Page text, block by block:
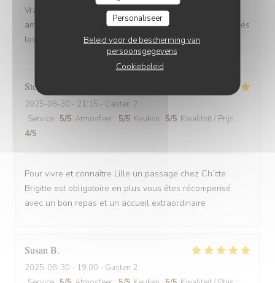
Personaliseer
Beleid voor de bescherming van
persoonsgegevens
Cookiebeleid
Vrai Estaminet du Nord, nourriture excellente, uste a
ameillorer le rytme de sortie des plats, pas tjs coordonnés
les frites avec les plats principaux.
Stefan
2025-08-30 - 21:15 - Gasten 2
Service : 5/5 Atmosfeer : 5/5 Keuken : 5/5 Kwaliteit / Prijs :
4/5
Pour vivre et connaître Lille un passage chez Ch’itte
Brigitte est obligatoire en plus vous êtes récompensé
avec un bon repas et un accueil extraordinaire
Susan B
2025-08-30 - 19:00 - Gasten 2